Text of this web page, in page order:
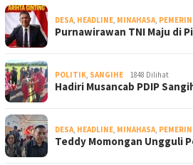
DESA, HEADLINE, MINAHASA,
Purnawirawan TNI Maju di
POLITIK, SANGIHE 1848 Dilihat
Hadiri Musancab PDIP
DESA, HEADLINE, MINAHASA,
Teddy Momongan Ungguli